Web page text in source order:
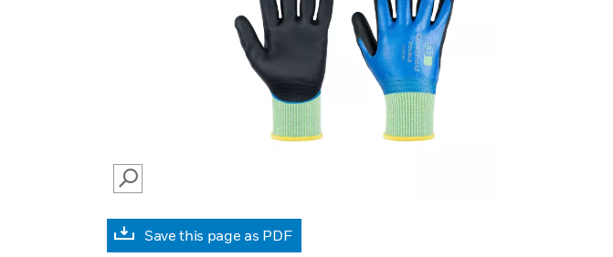
SEARCH
Save this page as PDF